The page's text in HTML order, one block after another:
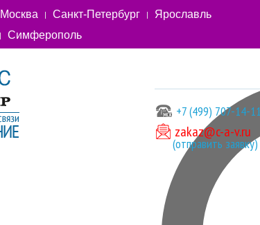
Москва Санкт-Петербург
Ярославль
Симферополь
+7 (499) 707-14-11
zakaz@c-a-v.ru
(отправить заявку)